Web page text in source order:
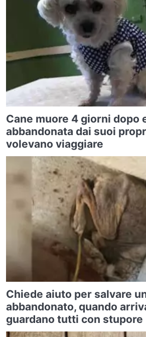
Cane muore 4 giorni dopo
abbandonata dai suoi
volevano viaggiare
Chiede aiuto per salvare
abbandonato, quando
guardano tutti con stupore